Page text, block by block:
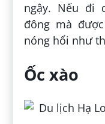
ngậy. Nếu đi
đông mà
nóng hổi như
Ốc xào